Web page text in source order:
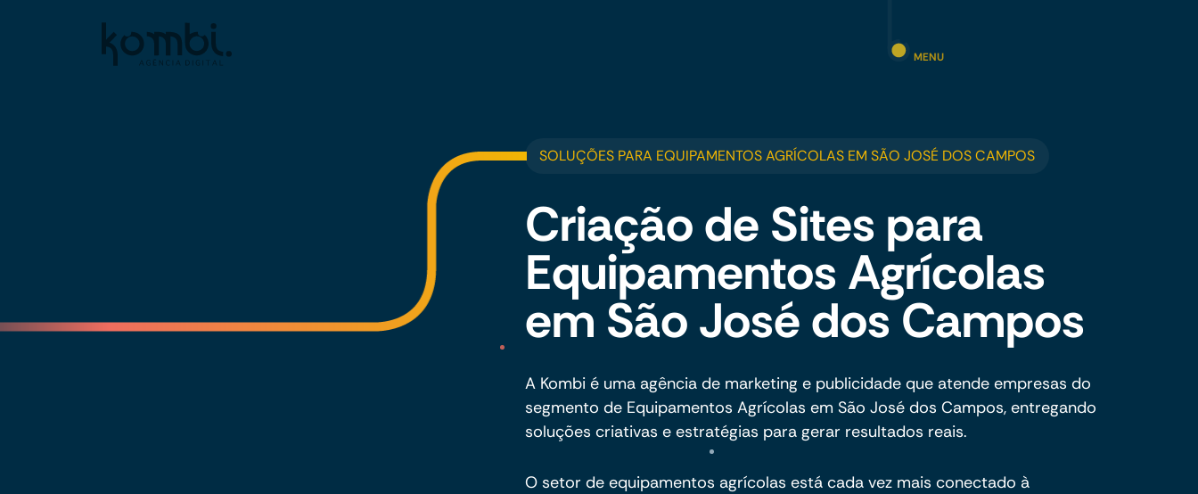
MENU
SOLUÇÕES PARA EQUIPAMENTOS AGRÍCOLAS EM SÃO JOSÉ DOS CAMPOS
Criação de Sites para
Equipamentos Agrícolas
em São José dos Campos
A Kombi é uma agência de marketing e publicidade que atende empresas do
segmento de Equipamentos Agrícolas em São José dos Campos, entregando
soluções criativas e estratégias para gerar resultados reais.
O setor de equipamentos agrícolas está cada vez mais conectado à